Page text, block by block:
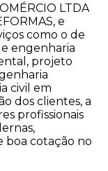
LTDA
e
como o de
engenharia
projeto
civil em
dos clientes, a
profissionais
boa cotação no